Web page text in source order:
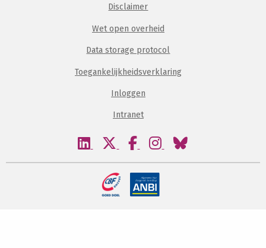
Disclaimer
Wet open overheid
Data storage protocol
Toegankelijkheidsverklaring
Inloggen
Intranet
Bezoek
linkedin
Bezoek
twitter
Bezoek
facebook
Bezoek
instagram
Bezoek